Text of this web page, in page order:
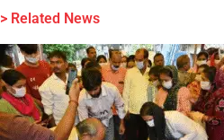
> Related News